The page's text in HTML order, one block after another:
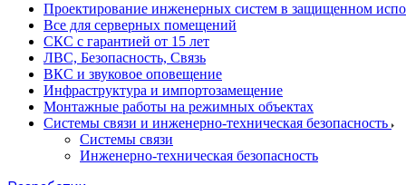
Проектирование инженерных систем в защищенном
Все для серверных помещений
СКС с гарантией от 15 лет
ЛВС, Безопасность, Связь
ВКС и звуковое оповещение
Инфраструктура и импортозамещение
Монтажные работы на режимных объектах
Системы связи и инженерно-техническая безопасность
Системы связи
Инженерно-техническая безопасность